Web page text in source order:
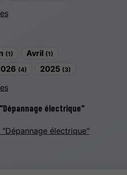
(1) Avril (1)
(4) 2025 (3)
électrique"
électrique"